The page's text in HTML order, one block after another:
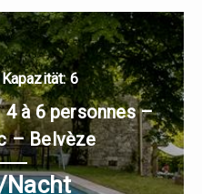
6
à 6 personnes –
– Belvèze